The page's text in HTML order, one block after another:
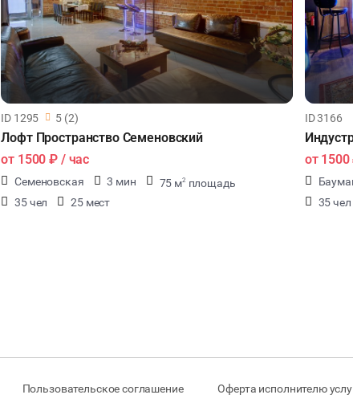
ID 1295 5 (2)
Лофт Пространство Семеновский
от 1500 ₽ / час
Семеновская 3 мин 75 м2 площадь
35 чел
25 мест
ID 3166
от 1500
35 чел
Пользовательское соглашение Оферта исполнителю